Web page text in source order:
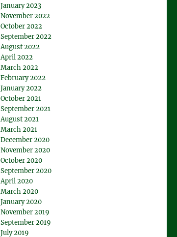
January 2023
November 2022
October 2022
September 2022
August 2022
April 2022
March 2022
February 2022
January 2022
October 2021
September 2021
August 2021
March 2021
December 2020
November 2020
October 2020
September 2020
April 2020
March 2020
January 2020
November 2019
September 2019
July 2019